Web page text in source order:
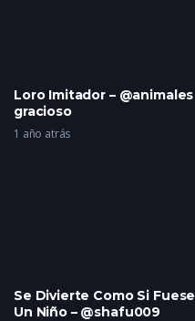
Loro Imitador – @animales
gracioso
1 año atrás
Se Divierte Como Si Fuese
Un Niño – @shafu009